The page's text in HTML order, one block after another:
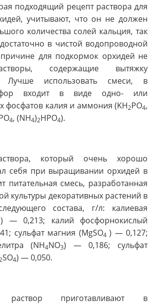
подходящий рецепт раствора для
учитывают, что он не должен
количества солей кальция, так
в чистой водопроводной
для подкормок орхидей не
содержащие вытяжку
Лучше использовать смеси, в
входит в виде одно- или
фосфатов калия и аммония (KH2PO4,
4, (NH4)2HPO4).
который очень хорошо
себя при выращивании орхидей в
питательная смесь, разработанная
культуры декоративных растений в
состава, г/л: калиевая
) — 0,213; калий фосфорнокислый
сульфат магния (MgSO4 ) — 0,127;
(NH4NO3) — 0,186; сульфат
SO4) — 0,050.
раствор приготавливают в